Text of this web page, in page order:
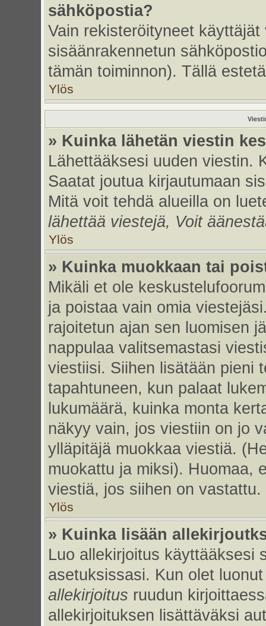
sähköpostia?
Vain rekisteröityneet
sisäänrakennetun
tämän toiminnon). Tällä
Ylös
» Kuinka lähetän viestin
Lähettääksesi uuden viestin.
Saatat joutua kirjautumaan
Mitä voit tehdä alueilla on
lähettää viestejä, Voit
Ylös
» Kuinka muokkaan tai
Mikäli et ole
ja poistaa vain omia
rajoitetun ajan sen luomisen
nappulaa valitsemastasi
viestiisi. Siihen lisätään pieni
tapahtuneen, kun palaat
lukumäärä, kuinka monta
näkyy vain, jos viestiin on jo
ylläpitäjä muokkaa viestiä.
muokattu ja miksi). Huomaa,
viestiä, jos siihen on vastattu.
Ylös
» Kuinka lisään
Luo allekirjoitus käyttääksesi
asetuksissasi. Kun olet
allekirjoitus ruudun
allekirjoituksen lisättäväksi